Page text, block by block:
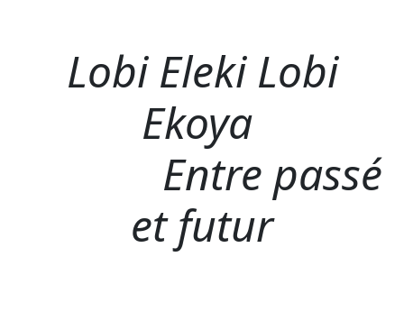
Lobi Eleki Lobi
Ekoya
Entre passé
et futur